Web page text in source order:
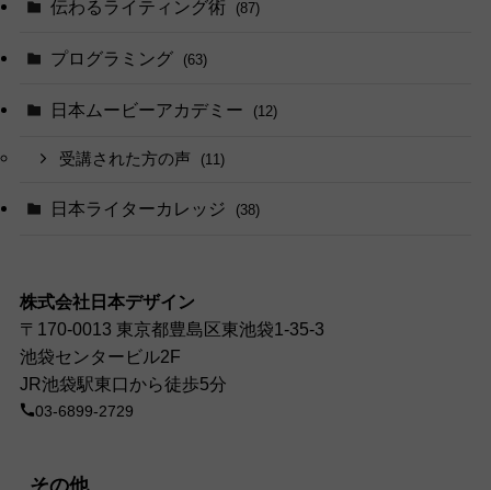
伝わるライティング術 (87)
プログラミング (63)
日本ムービーアカデミー (12)
受講された方の声 (11)
日本ライターカレッジ (38)
株式会社日本デザイン
〒170-0013 東京都豊島区東池袋1-35-3
池袋センタービル2F
JR池袋駅東口から徒歩5分
03-6899-2729